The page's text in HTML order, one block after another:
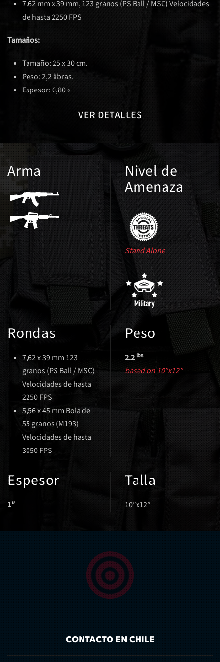
7.62 mm x 39 mm, 123 granos (PS Ball / MSC) Velocidades
de hasta 2250 FPS
Tamaños:
Tamaño: 25 x 30 cm.
Peso: 2,2 libras.
Espesor: 0,80 «
VER DETALLES
Arma Nivel de
Amenaza
Stand Alone
Rondas
7,62 x 39 mm 123
granos (PS Ball / MSC)
Velocidades de hasta
2250 FPS
5,56 x 45 mm Bola de
55 granos (M193)
Velocidades de hasta
3050 FPS
Peso
2.2 lbs
based on 10″x12″
Espesor
1″
Talla
10″x12″
CONTACTO EN CHILE